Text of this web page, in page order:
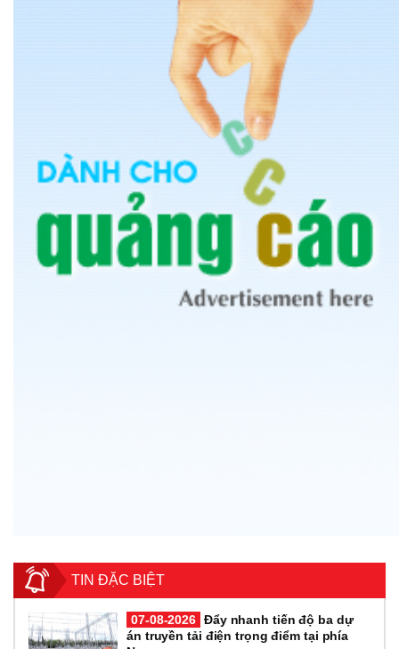
TIN ĐẶC BIỆT
07-08-2026 Đẩy nhanh tiến độ ba dự
án truyền tải điện trọng điểm tại phía